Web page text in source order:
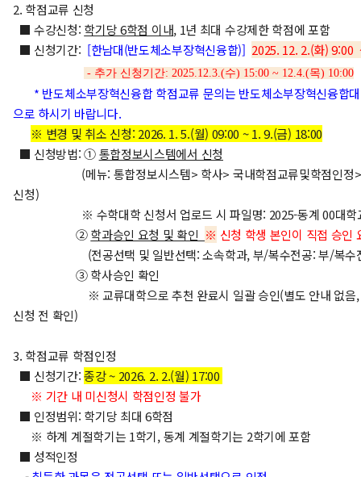
2. 학점교류 신청
■ 수강신청: 학기당6학점 이내, 1년 최대 수강제한 학점에 포함
■ 신청기간: [한남대(반도체소부장혁신융합)] 2025. 12. 2.(화)
- 추가 신청기간: 2025.12.3.(수) 15:00 ~ 12.4.(목) 10:00
* 반도체소부장혁신융합 학점교류 문의는 반도체소부장혁신융합
으로 하시기 바랍니다.
※ 변경 및 취소 신청: 2026. 1. 5.(월) 09:00 ~ 1. 9.(금) 18:00
■ 신청방법: ①통합정보시스템에서 신청
(메뉴: 통합정보시스템> 학사> 국내학점교류및학점인정>
신청)
※ 수학대학 신청서 업로드 시파일명: 2025-동계 00대학
②학과승인 요청 및 확인 ※ 신청 학생 본인이 직접 승인
(전공선택 및 일반선택: 소속학과, 부/복수전공: 부/복수
③ 학사승인 확인
※ 교류대학으로 추천 완료시 일괄 승인(별도 안내 없음,
신청 전 확인)
3. 학점교류 학점인정
■ 신청기간:종강 ~ 2026. 2. 2.(월) 17:00
※ 기간 내 미신청시 학점인정 불가
■ 인정범위: 학기당 최대 6학점
※ 하계 계절학기는 1학기, 동계 계절학기는 2학기에 포함
■ 성적인정